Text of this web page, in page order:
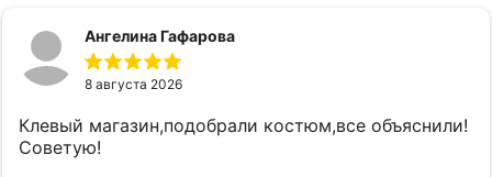
Ангелина Гафарова
8 августа 2026
Клевый магазин,подобрали костюм,все объяснили!
Советую!